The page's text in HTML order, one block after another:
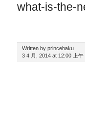
what-is-the-
Written by princehaku
3 4 月, 2014 at 12:00 上午